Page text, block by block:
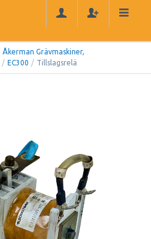
Åkerman Grävmaskiner,
/ EC300 / Tillslagsrelä